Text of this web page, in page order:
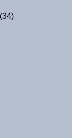
(34)